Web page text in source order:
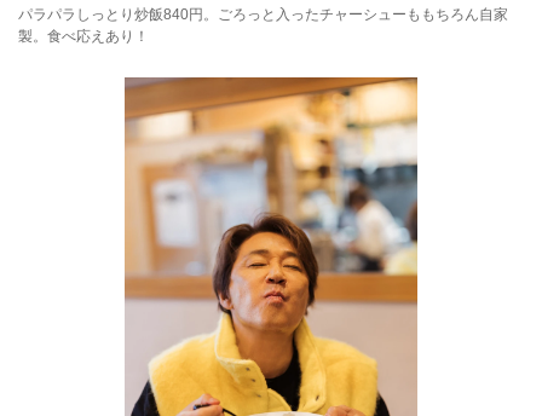
パラパラしっとり炒飯840円。ごろっと入ったチャーシューももちろん自家
製。食べ応えあり！